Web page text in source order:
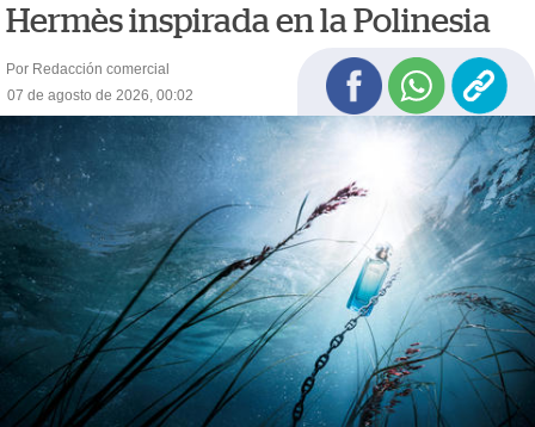
Hermès inspirada en la Polinesia
Por Redacción comercial
07 de agosto de 2026, 00:02